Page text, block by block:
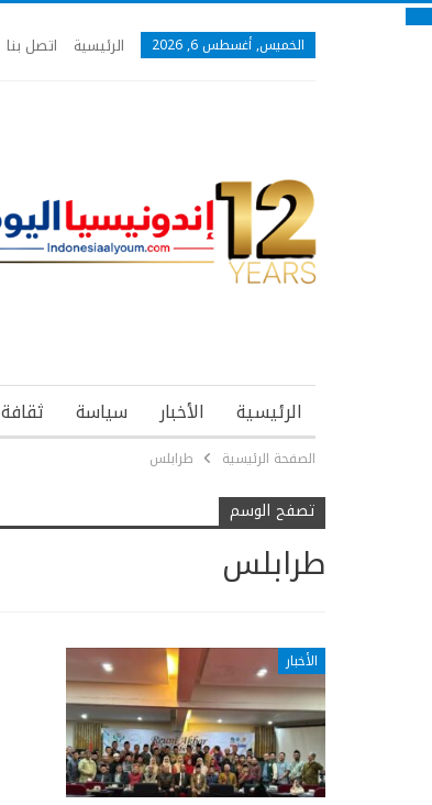
الخميس, أغسطس 6, 2026 الرئيسية اتصل بنا
الرئيسية الأخبار سياسة ثقافة
الصفحة الرئيسية طرابلس
تصفح الوسم
طرابلس
الأخبار